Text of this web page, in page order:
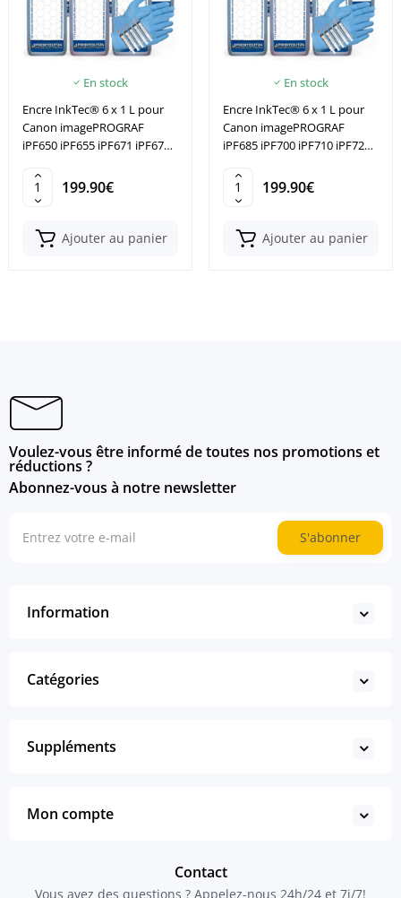
En stock
Encre InkTec® 6 x 1 L pour
Canon imagePROGRAF
iPF650 iPF655 iPF671 iPF671E
199.90€
Ajouter au panier
En stock
Encre InkTec® 6 x 1 L pour
Canon imagePROGRAF
iPF685 iPF700 iPF710 iPF720
199.90€
Ajouter au panier
Voulez-vous être informé de toutes nos promotions et
réductions ?
Abonnez-vous à notre newsletter
S'abonner
Information
Catégories
Suppléments
Mon compte
Contact
Vous avez des questions ? Appelez-nous 24h/24 et 7j/7!